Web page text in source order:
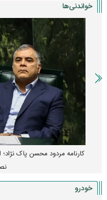
خواندنی‌ها
کارنامه مردود محسن پاک‌
خودرو